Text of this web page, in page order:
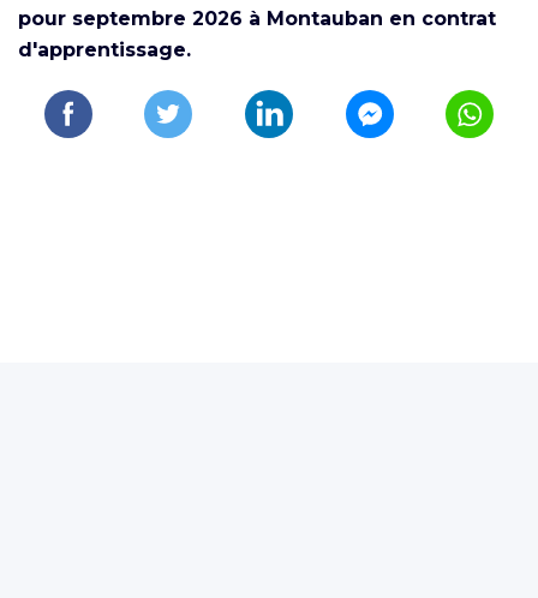
pour septembre 2026 à Montauban en contrat
d'apprentissage.